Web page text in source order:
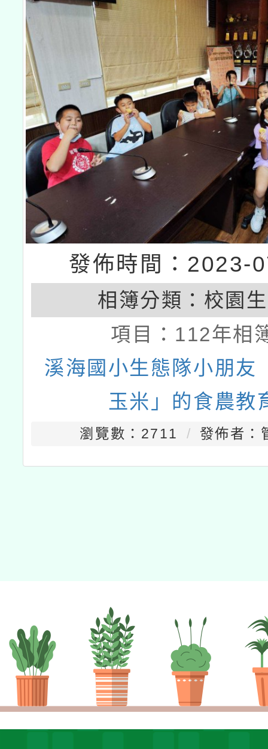
發佈時間：2023-
相簿分類： 校園
項目： 112年相
溪海國小生態隊小朋友
玉米」的食農教
瀏覽數：2711 發佈者：